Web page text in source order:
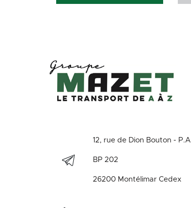
12, rue de Dion Bouton -
BP 202
26200 Montélimar Cedex